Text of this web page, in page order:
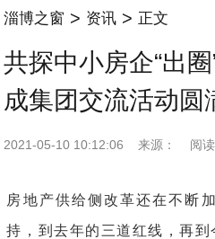
淄博之窗 > 资讯 > 正文
共探中小房企“出
成集团交流活动圆
2021-05-10 10:12:06 来源：
阅
房地产供给侧改革还在不断
持，到去年的三道红线，再到